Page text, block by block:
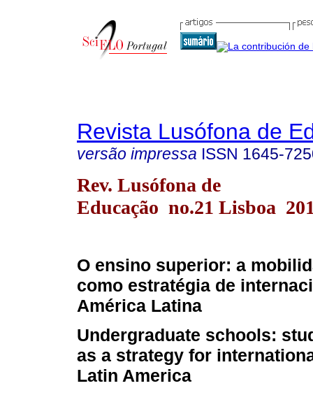
Revista Lusófona de
versão impressa ISSN 1645-
Rev. Lusófona de
Educação no.21 Lisboa
O ensino superior: a
como estratégia de
América Latina
Undergraduate schools:
as a strategy for
Latin America